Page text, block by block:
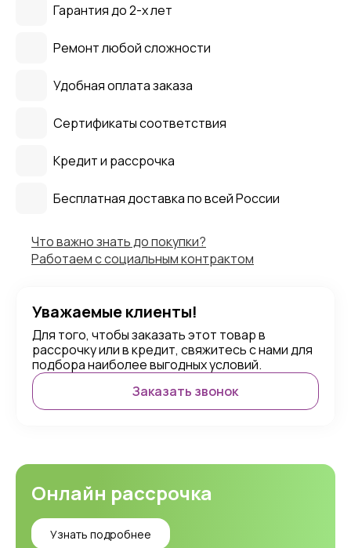
Гарантия до 2-х лет
Ремонт любой сложности
Удобная оплата заказа
Сертификаты соответствия
Кредит и рассрочка
Бесплатная доставка по всей России
Что важно знать до покупки?
Работаем с социальным контрактом
Уважаемые клиенты!
Для того, чтобы заказать этот товар в
рассрочку или в кредит, свяжитесь с нами для
подбора наиболее выгодных условий.
Заказать звонок
Онлайн рассрочка
Узнать подробнее